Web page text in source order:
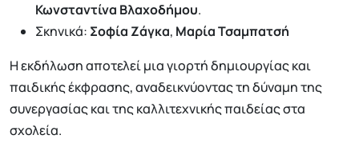
Κωνσταντίνα Βλαχοδήμου.
Σκηνικά: Σοφία Ζάγκα, Μαρία Τσαμπατσή
Η εκδήλωση αποτελεί μια γιορτή δημιουργίας και
παιδικής έκφρασης, αναδεικνύοντας τη δύναμη της
συνεργασίας και της καλλιτεχνικής παιδείας στα
σχολεία.